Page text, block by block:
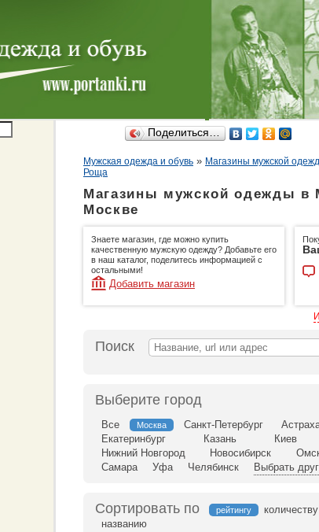
Поделиться…
Мужская одежда и обувь » Магазины мужской
Роща
Магазины мужской одежды в
Москве
Знаете магазин, где можно купить
качественную мужскую одежду? Добавьте его
в наш каталог, поделитесь информацией с
остальными!
Добавить магазин
Поиск
Выберите город
Все Москва Санкт-Петербург
Екатеринбург
Казань Киев
Нижний Новгород
Новосибирск
Самара
Уфа Челябинск Выбрать
Сортировать по рейтингу
названию